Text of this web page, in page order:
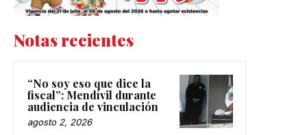
Notas recientes
“No soy eso que dice la
fiscal”: Mendívil durante
audiencia de vinculación
agosto 2, 2026